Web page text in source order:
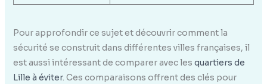
Pour approfondir ce sujet et découvrir comment la
sécurité se construit dans différentes villes françaises, il
est aussi intéressant de comparer avec les quartiers de
Lille à éviter. Ces comparaisons offrent des clés pour